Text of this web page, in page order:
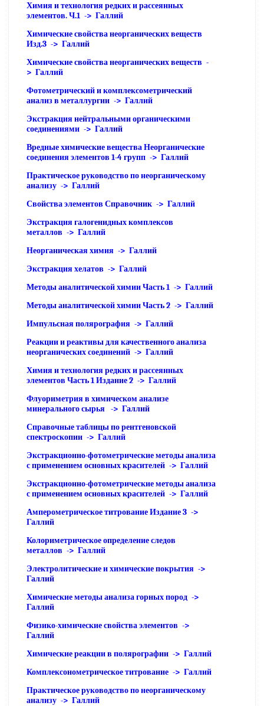
Химия и технология редких и рассеянных
элементов. Ч.1 -> Галлий
Химические свойства неорганических веществ
Изд.3 -> Галлий
Химические свойства неорганических веществ -
> Галлий
Фотометрический и комплексометрический
анализ в металлургии -> Галлий
Экстракция нейтральными органическими
соединениями -> Галлий
Вредные химические вещества Неорганические
соединения элементов 1-4 групп -> Галлий
Практическое руководство по неорганическому
анализу -> Галлий
Свойства элементов Справочник -> Галлий
Экстракция галогенидных комплексов
металлов -> Галлий
Неорганическая химия -> Галлий
Экстракция хелатов -> Галлий
Методы аналитической химии Часть 1 -> Галлий
Методы аналитической химии Часть 2 -> Галлий
Импульсная полярография -> Галлий
Реакции и реактивы для качественного анализа
неорганических соединений -> Галлий
Химия и технология редких и рассеянных
элементов Часть 1 Издание 2 -> Галлий
Флуориметрия в химическом анализе
минерального сырья -> Галлий
Справочные таблицы по рентгеновской
спектроскопии -> Галлий
Экстракционно-фотометрические методы анализа
с применением основных красителей -> Галлий
Экстракционно-фотометрические методы анализа
с применением основных красителей -> Галлий
Амперометрическое титрование Издание 3 ->
Галлий
Колориметрическое определение следов
металлов -> Галлий
Электролитические и химические покрытия ->
Галлий
Химические методы анализа горных пород ->
Галлий
Физико-химические свойства элементов ->
Галлий
Химические реакции в полярографии -> Галлий
Комплексонометрическое титрование -> Галлий
Практическое руководство по неорганическому
анализу -> Галлий